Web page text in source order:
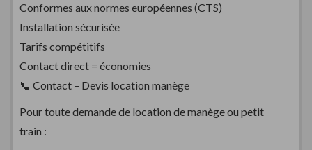
Conformes aux normes européennes (CTS)
Installation sécurisée
Tarifs compétitifs
Contact direct = économies
📞 Contact – Devis location manège
Pour toute demande de location de manège ou petit
train :